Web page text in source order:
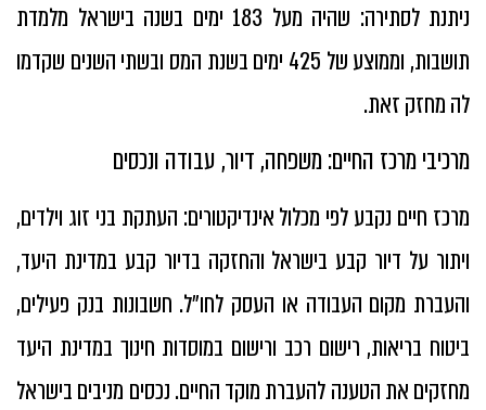
ניתנת לסתירה: שהיה מעל 183 ימים בשנה בישראל מלמדת
תושבות, וממוצע של 425 ימים בשנת המס ובשתי השנים שקדמו
לה מחזק זאת.
מרכיבי מרכז החיים: משפחה, דיור, עבודה ונכסים
מרכז חיים נקבע לפי מכלול אינדיקטורים: העתקת בני זוג וילדים,
ויתור על דיור קבע בישראל והחזקה בדיור קבע במדינת היעד,
והעברת מקום העבודה או העסק לחו״ל. חשבונות בנק פעילים,
ביטוח בריאות, רישום רכב ורישום במוסדות חינוך במדינת היעד
מחזקים את הטענה להעברת מוקד החיים. נכסים מניבים בישראל